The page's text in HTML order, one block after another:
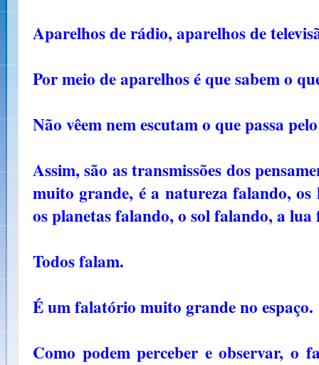
Aparelhos de rádio, aparelhos de
Por meio de aparelhos é que sabem o
Não vêem nem escutam o que passa
Assim, são as transmissões dos
muito grande, é a natureza falando,
os planetas falando, o sol falando, a
Todos falam.
É um falatório muito grande no espaço.
Como podem perceber e observar, o